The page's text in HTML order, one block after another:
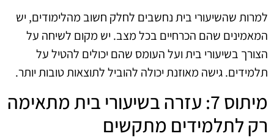
למרות שהשיעורי בית נחשבים לחלק חשוב מהלימודים, יש
המאמינים שהם הכרחיים בכל מצב. יש מקום לשיחה על
הצורך בשיעורי בית ועל העומס שהם יכולים להטיל על
תלמידים. גישה מאוזנת יכולה להוביל לתוצאות טובות יותר.
מיתוס 7: עזרה בשיעורי בית מתאימה
רק לתלמידים מתקשים